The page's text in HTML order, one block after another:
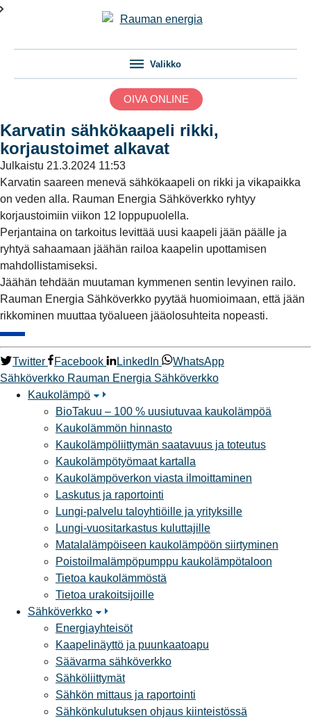
Valikko
OIVA ONLINE
Karvatin sähkökaapeli rikki,
korjaustoimet alkavat
Julkaistu 21.3.2024 11:53
Karvatin saareen menevä sähkökaapeli on rikki ja vikapaikka
on veden alla. Rauman Energia Sähköverkko ryhtyy
korjaustoimiin viikon 12 loppupuolella.
Perjantaina on tarkoitus levittää uusi kaapeli jään päälle ja
ryhtyä sahaamaan jäähän railoa kaapelin upottamisen
mahdollistamiseksi.
Jäähän tehdään muutaman kymmenen sentin levyinen railo.
Rauman Energia Sähköverkko pyytää huomioimaan, että jään
rikkominen muuttaa työalueen jääolosuhteita nopeasti.
Twitter Facebook LinkedIn
WhatsApp
Sähköverkko Rauman Energia Sähköverkko
Kaukolämpö
BioTakuu – 100 % uusiutuvaa kaukolämpöä
Kaukolämmön hinnasto
Kaukolämpöliittymän saatavuus ja toteutus
Kaukolämpötyömaat kartalla
Kaukolämpöverkon viasta ilmoittaminen
Laskutus ja raportointi
Lungi-palvelu taloyhtiöille ja yrityksille
Lungi-vuositarkastus kuluttajille
Matalalämpöiseen kaukolämpöön siirtyminen
Poistoilmalämpöpumppu kaukolämpötaloon
Tietoa kaukolämmöstä
Tietoa urakoitsijoille
Sähköverkko
Energiayhteisöt
Kaapelinäyttö ja puunkaatoapu
Säävarma sähköverkko
Sähköliittymät
Sähkön mittaus ja raportointi
Sähkönkulutuksen ohjaus kiinteistössä